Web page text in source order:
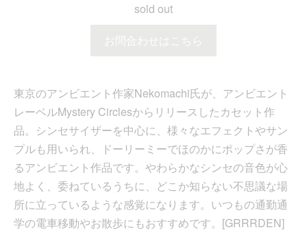
sold out
お問合わせはこちら
東京のアンビエント作家Nekomachi氏が、アンビエント
レーベルMystery Circlesからリリースしたカセット作
品。シンセサイザーを中心に、様々なエフェクトやサン
プルも用いられ、ドーリーミーでほのかにポップさが香
るアンビエント作品です。やわらかなシンセの音色が心
地よく、委ねているうちに、どこか知らない不思議な場
所に立っているような感覚になります。いつもの通勤通
学の電車移動やお散歩にもおすすめです。[GRRRDEN]